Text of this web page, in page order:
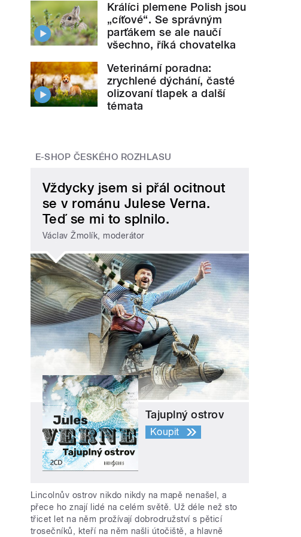
Králíci plemene Polish jsou
„cíťové“. Se správným
parťákem se ale naučí
všechno, říká chovatelka
Veterinární poradna:
zrychlené dýchání, časté
olizovaní tlapek a další
témata
E-SHOP ČESKÉHO ROZHLASU
Vždycky jsem si přál ocitnout
se v románu Julese Verna.
Teď se mi to splnilo.
Václav Žmolík, moderátor
Tajuplný ostrov
Koupit
Lincolnův ostrov nikdo nikdy na mapě nenašel, a
přece ho znají lidé na celém světě. Už déle než sto
třicet let na něm prožívají dobrodružství s pěticí
trosečníků, kteří na něm našli útočiště, a hlavně